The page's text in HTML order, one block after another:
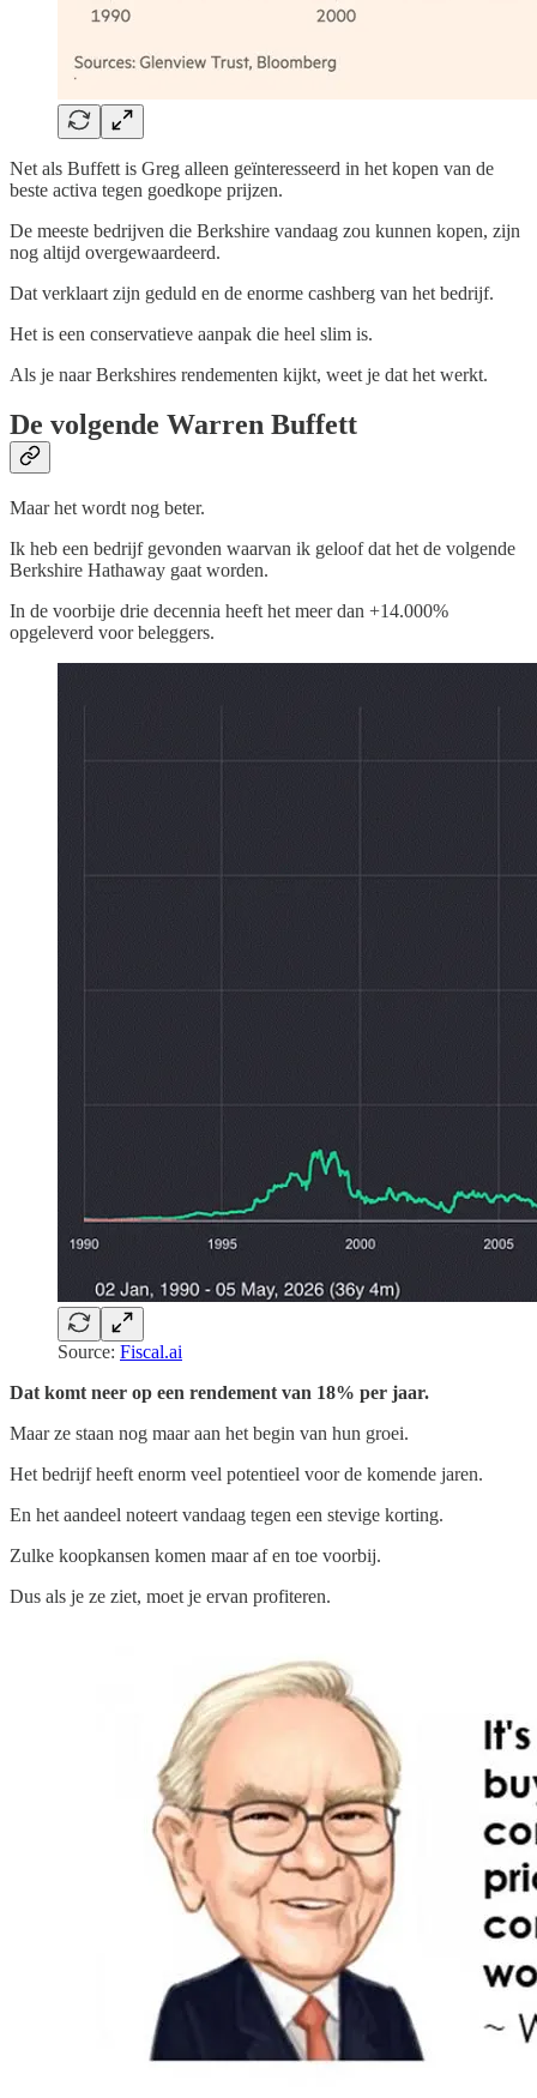
Net als Buffett is Greg alleen geïnteresseerd in het kopen van de
beste activa tegen goedkope prijzen.
De meeste bedrijven die Berkshire vandaag zou kunnen kopen, zijn
nog altijd overgewaardeerd.
Dat verklaart zijn geduld en de enorme cashberg van het bedrijf.
Het is een conservatieve aanpak die heel slim is.
Als je naar Berkshires rendementen kijkt, weet je dat het werkt.
De volgende Warren Buffett
Maar het wordt nog beter.
Ik heb een bedrijf gevonden waarvan ik geloof dat het de volgende
Berkshire Hathaway gaat worden.
In de voorbije drie decennia heeft het meer dan +14.000%
opgeleverd voor beleggers.
Source: Fiscal.ai
Dat komt neer op een rendement van 18% per jaar.
Maar ze staan nog maar aan het begin van hun groei.
Het bedrijf heeft enorm veel potentieel voor de komende jaren.
En het aandeel noteert vandaag tegen een stevige korting.
Zulke koopkansen komen maar af en toe voorbij.
Dus als je ze ziet, moet je ervan profiteren.